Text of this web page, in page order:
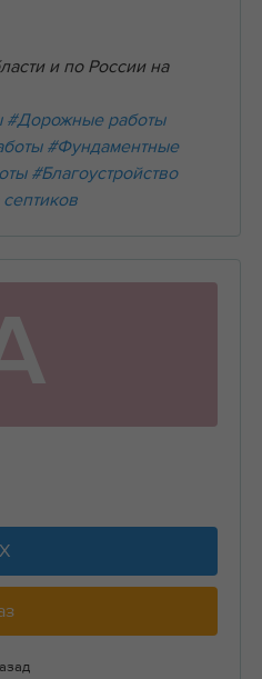
и по России на
#Дорожные работы
#Фундаментные
#Благоустройство